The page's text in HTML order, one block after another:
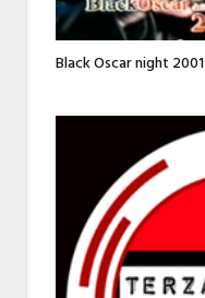
Black Oscar night 2001